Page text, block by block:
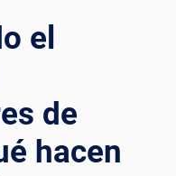
el
de
hacen